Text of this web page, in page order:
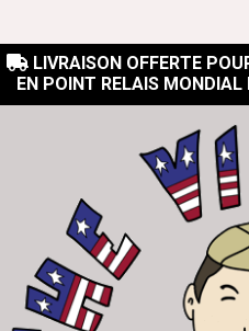
 LIVRAISON OFFERTE
EN POINT RELAIS